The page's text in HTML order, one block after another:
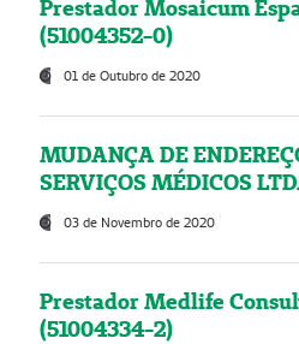
Prestador Mosaicum
(51004352-0)
01 de Outubro de 2020
MUDANÇA DE
SERVIÇOS MÉDICOS
03 de Novembro de 2020
Prestador Medlife
(51004334-2)